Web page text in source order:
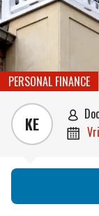
PERSONAL FINANCE
KE 
